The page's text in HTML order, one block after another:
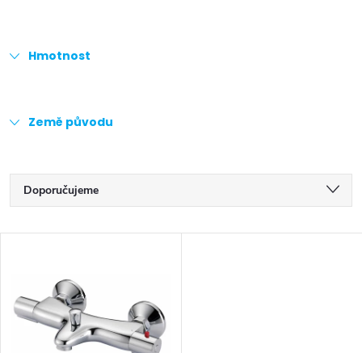
Hmotnost
Země původu
Ř
a
e
Doporučujeme
Nejprodávanější
Abecedně
ý
p